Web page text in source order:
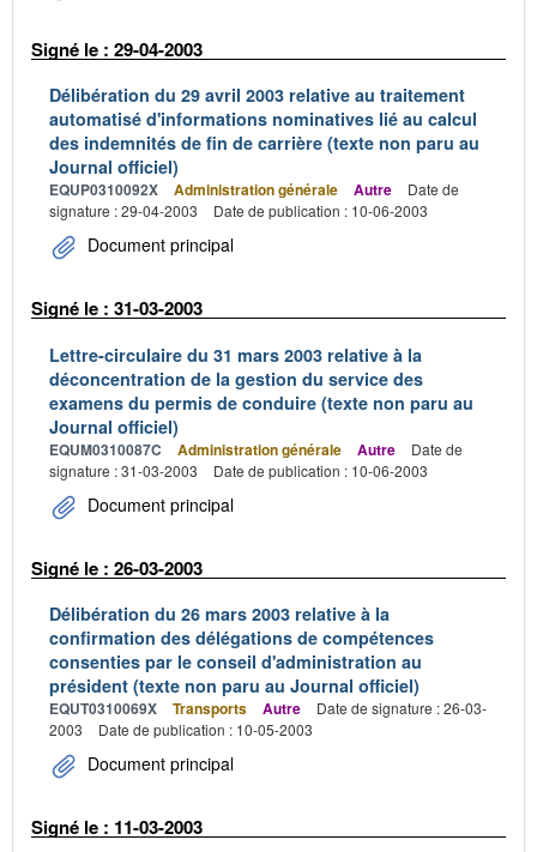
Signé le : 29-04-2003
Délibération du 29 avril 2003 relative au traitement
automatisé d'informations nominatives lié au calcul
des indemnités de fin de carrière (texte non paru au
Journal officiel)
EQUP0310092X Administration générale Autre
Date de
signature : 29-04-2003
Date de publication : 10-06-2003
Document principal
Signé le : 31-03-2003
Lettre-circulaire du 31 mars 2003 relative à la
déconcentration de la gestion du service des
examens du permis de conduire (texte non paru au
Journal officiel)
EQUM0310087C Administration générale Autre
Date de
signature : 31-03-2003
Date de publication : 10-06-2003
Document principal
Signé le : 26-03-2003
Délibération du 26 mars 2003 relative à la
confirmation des délégations de compétences
consenties par le conseil d'administration au
président (texte non paru au Journal officiel)
EQUT0310069X Transports Autre
Date de signature : 26-03-
2003
Date de publication : 10-05-2003
Document principal
Signé le : 11-03-2003